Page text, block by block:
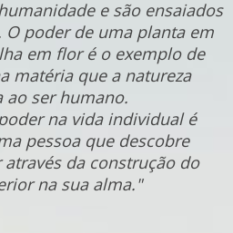
e são ensaiados
O poder de uma planta em
em flor é o exemplo de
matéria que a natureza
ao ser humano.
na vida individual é
pessoa que descobre
da construção do
na sua alma."